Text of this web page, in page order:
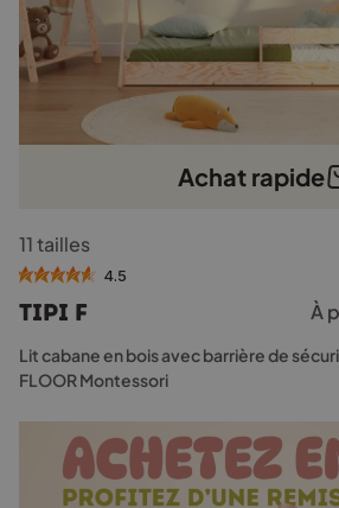
Achat rapide
produit
a
variations.
Les
options
être
choisies
11 tailles
4.5
TIPI F À
Lit cabane en bois avec barrière de
FLOOR Montessori